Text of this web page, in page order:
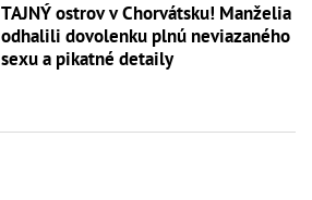
TAJNÝ ostrov v Chorvátsku! Manželia
odhalili dovolenku plnú neviazaného
sexu a pikatné detaily